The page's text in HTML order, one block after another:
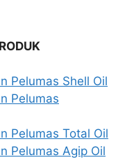
Pelumas Shell Oil
Pelumas
Pelumas Total Oil
Pelumas Agip Oil